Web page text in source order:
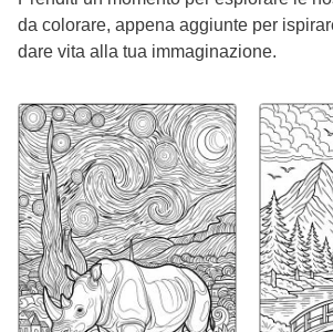
da colorare, appena aggiunte per
dare vita alla tua immaginazione.